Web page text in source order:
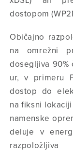
dostopom
Običajno
na omrežni
dosegljiva 90%
ur, v primeru
dostop do
na fiksni
namenske
deluje v